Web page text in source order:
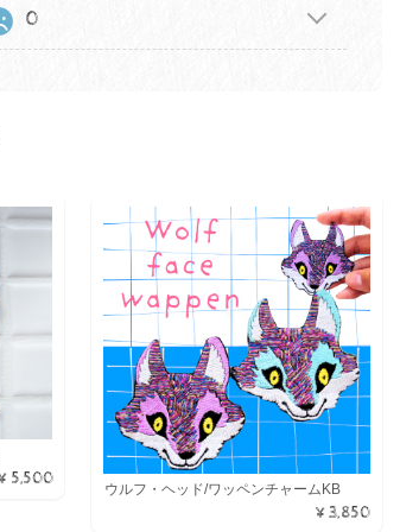
0
¥5,500 ウルフ・ヘッド/ワッペンチャームKB
¥3,850